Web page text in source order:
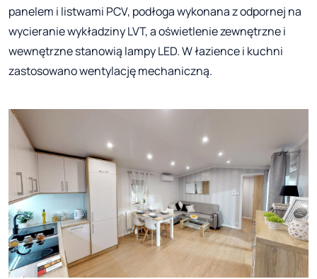
panelem i listwami PCV, podłoga wykonana z odpornej na
wycieranie wykładziny LVT, a oświetlenie zewnętrzne i
wewnętrzne stanowią lampy LED. W łazience i kuchni
zastosowano wentylację mechaniczną.